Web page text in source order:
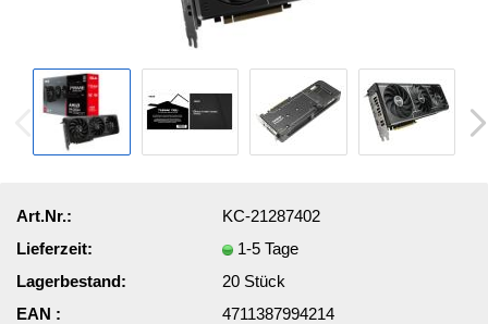
Art.Nr.:
KC-21287402
Lieferzeit:
1-5 Tage
Lagerbestand:
20 Stück
EAN :
4711387994214